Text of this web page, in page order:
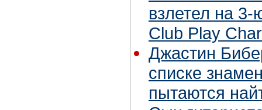
взлетел на
Club Play
Джастин
списке
пытаются